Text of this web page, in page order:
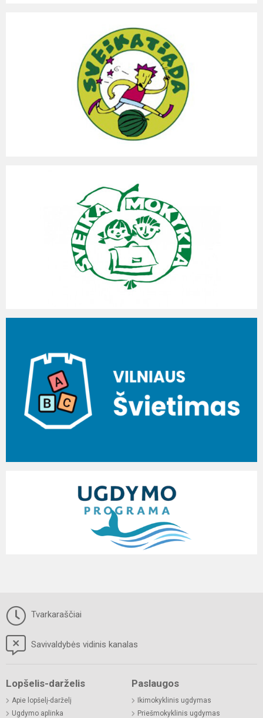
Tvarkaraščiai
Savivaldybės vidinis kanalas
Lopšelis-darželis
Apie lopšelį-darželį
Ugdymo aplinka
Paslaugos
Ikimokyklinis ugdymas
Priešmokyklinis ugdymas